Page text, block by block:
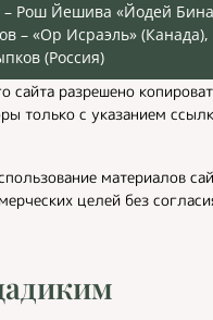
– Рош Йешива «Йодей
– «Ор Исраэль» (Канада),
(Россия)
сайта разрешено
только с указанием
материалов
целей без